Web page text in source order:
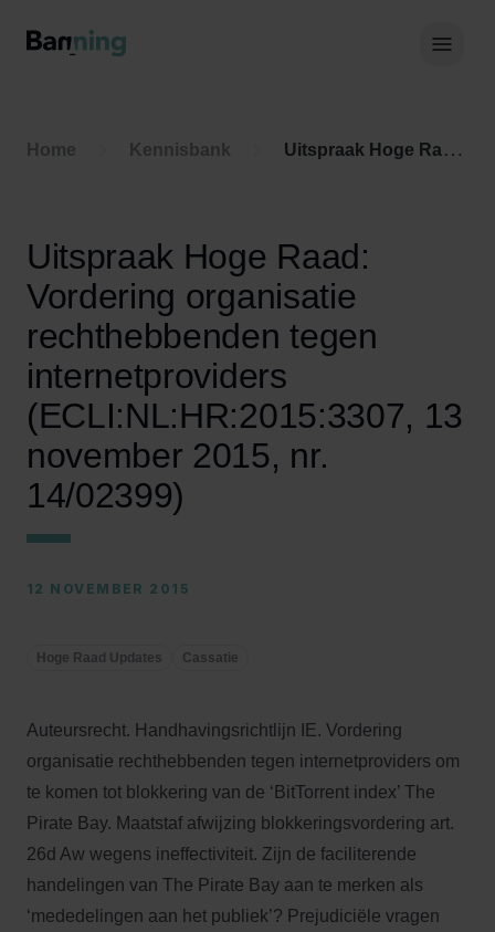
Home Kennisbank Uitspraak Hoge Raad: Vordering organisatie rechthebbenden tegen internetproviders (ECLI:NL:HR:2015:3307, 13 november 2015, nr. 14/02399)
Uitspraak Hoge Raad:
Vordering organisatie
rechthebbenden tegen
internetproviders
(ECLI:NL:HR:2015:3307, 13
november 2015, nr.
14/02399)
12 NOVEMBER 2015
Hoge Raad Updates Cassatie
Auteursrecht. Handhavingsrichtlijn IE. Vordering
organisatie rechthebbenden tegen internetproviders om
te komen tot blokkering van de ‘BitTorrent index’ The
Pirate Bay. Maatstaf afwijzing blokkeringsvordering art.
26d Aw wegens ineffectiviteit. Zijn de faciliterende
handelingen van The Pirate Bay aan te merken als
‘mededelingen aan het publiek’? Prejudiciële vragen